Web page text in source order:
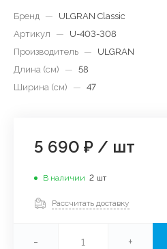
Бренд —
ULGRAN Classic
Артикул
—
U-403-308
Производитель —
ULGRAN
Длина (см)
— 58
Ширина (см)
— 47
5 690 ₽ / шт
В наличии 2 шт
Рассчитать доставку
- +